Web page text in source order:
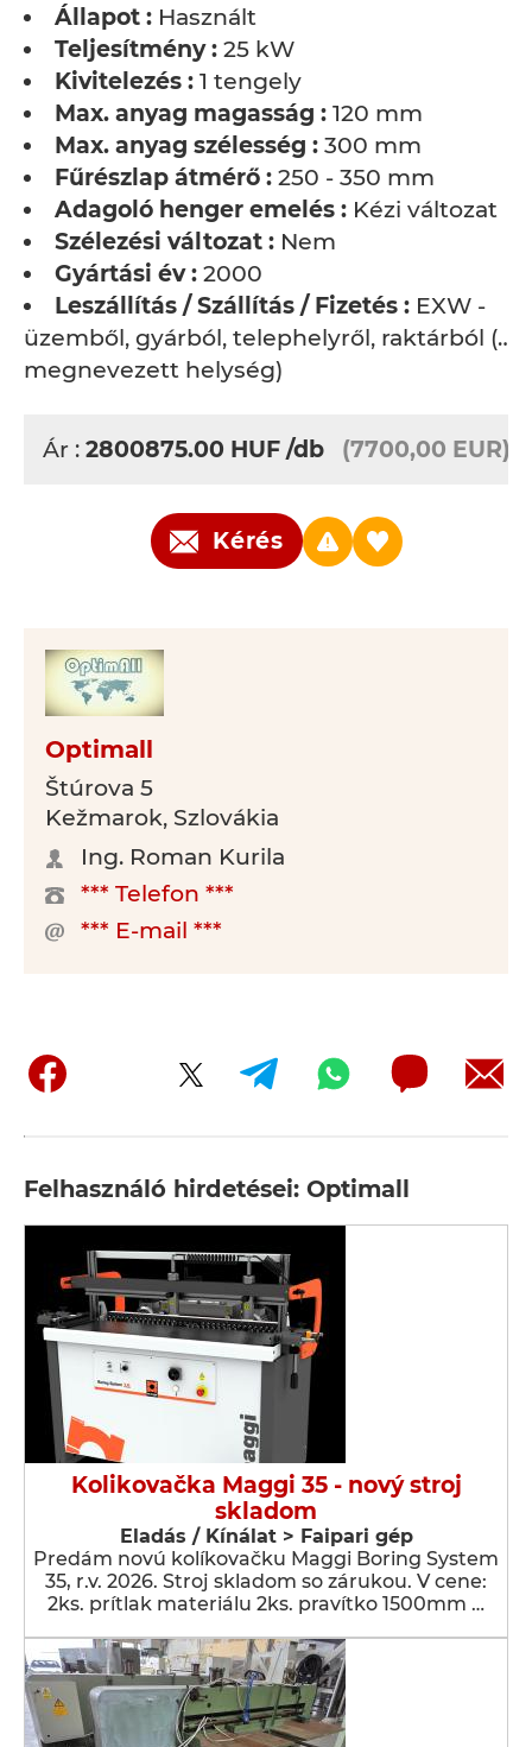
Állapot : Használt
Teljesítmény : 25 kW
Kivitelezés : 1 tengely
Max. anyag magasság : 120 mm
Max. anyag szélesség : 300 mm
Fűrészlap átmérő : 250 - 350 mm
Adagoló henger emelés : Kézi változat
Szélezési változat : Nem
Gyártási év : 2000
Leszállítás / Szállítás / Fizetés : EXW -
üzemből, gyárból, telephelyről, raktárból (…
megnevezett helység)
Ár : 2800875.00 HUF /db (7700,00 EUR)
Kérés
Optimall
Štúrova 5
Kežmarok, Szlovákia
Ing. Roman Kurila
*** Telefon ***
*** E-mail ***
Felhasználó hirdetései: Optimall
Kolikovačka Maggi 35 - nový stroj
skladom
Eladás / Kínálat > Faipari gép
Predám novú kolíkovačku Maggi Boring System
35, r.v. 2026. Stroj skladom so zárukou. V cene:
2ks. prítlak materiálu 2ks. pravítko 1500mm …